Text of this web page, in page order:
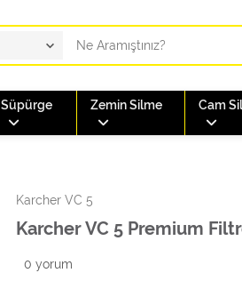
Süpürge Zemin Silme Cam
Karcher VC 5
Karcher VC 5 Premium
0 yorum